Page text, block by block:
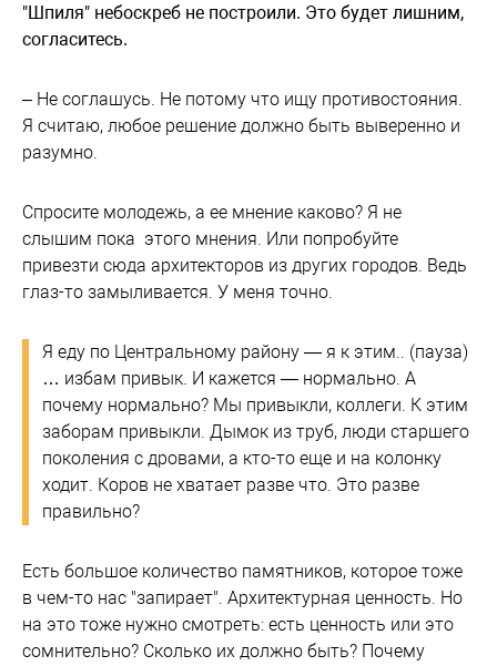
"Шпиля" небоскреб не построили. Это будет лишним,
согласитесь.
– Не соглашусь. Не потому что ищу противостояния.
Я считаю, любое решение должно быть выверенно и
разумно.
Спросите молодежь, а ее мнение каково? Я не
слышим пока этого мнения. Или попробуйте
привезти сюда архитекторов из других городов. Ведь
глаз-то замыливается. У меня точно.
Я еду по Центральному району — я к этим.. (пауза)
… избам привык. И кажется — нормально. А
почему нормально? Мы привыкли, коллеги. К этим
заборам привыкли. Дымок из труб, люди старшего
поколения с дровами, а кто-то еще и на колонку
ходит. Коров не хватает разве что. Это разве
правильно?
Есть большое количество памятников, которое тоже
в чем-то нас "запирает". Архитектурная ценность. Но
на это тоже нужно смотреть: есть ценность или это
сомнительно? Сколько их должно быть? Почему